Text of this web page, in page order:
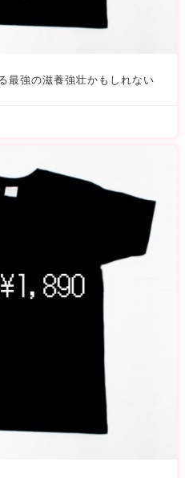
最強の滋養強壮かもしれない